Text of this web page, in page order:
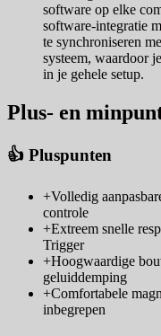
software op elke
software-integratie
te synchroniseren
systeem, waardoor
in je gehele setup.
Plus- en
👍 Pluspunten
+Volledig
controle
+Extreem snelle
Trigger
+Hoogwaardige
geluiddemping
+Comfortabele
inbegrepen